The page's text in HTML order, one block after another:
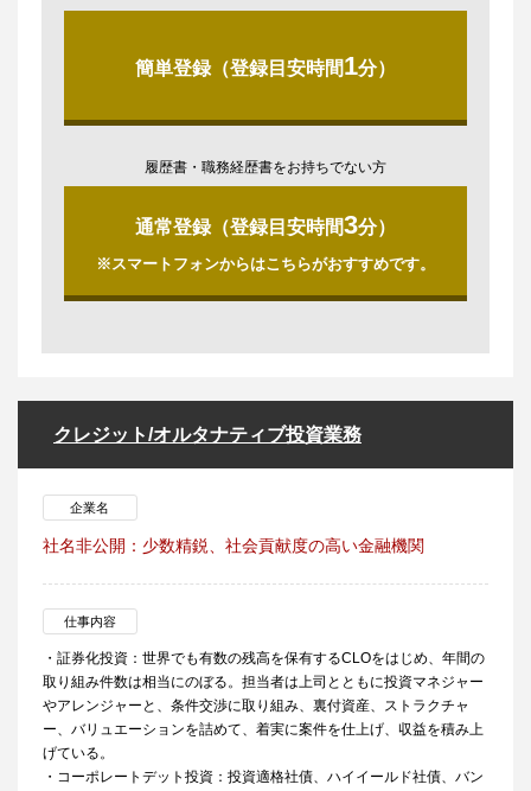
簡単登録（登録目安時間1分）
履歴書・職務経歴書をお持ちでない方
通常登録（登録目安時間3分）
※スマートフォンからはこちらがおすすめです。
クレジット/オルタナティブ投資業務
企業名
社名非公開：少数精鋭、社会貢献度の高い金融機関
仕事内容
・証券化投資：世界でも有数の残高を保有するCLOをはじめ、年間の
取り組み件数は相当にのぼる。担当者は上司とともに投資マネジャー
やアレンジャーと、条件交渉に取り組み、裏付資産、ストラクチャ
ー、バリュエーションを詰めて、着実に案件を仕上げ、収益を積み上
げている。
・コーポレートデット投資：投資適格社債、ハイイールド社債、バン